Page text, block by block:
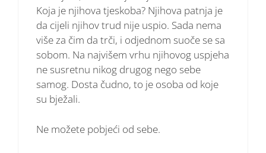
Koja je njihova tjeskoba? Njihova patnja je
da cijeli njihov trud nije uspio. Sada nema
više za čim da trči, i odjednom suoče se sa
sobom. Na najvišem vrhu njihovog uspjeha
ne susretnu nikog drugog nego sebe
samog. Dosta čudno, to je osoba od koje
su bježali.
Ne možete pobjeći od sebe.